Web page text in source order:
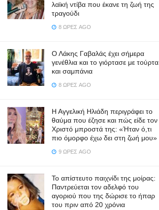
λαϊκή ντίβα που έκανε τη ζωή της
τραγούδι
8 ΏΡΕΣ AGO
Ο Λάκης Γαβαλάς έχει σήμερα
γενέθλια και το γιόρτασε με τούρτα
και σαμπάνια
8 ΏΡΕΣ AGO
Η Αγγελική Ηλιάδη περιγράφει το
θαύμα που έζησε και πώς είδε τον
Χριστό μπροστά της: «Ήταν ό,τι
πιο όμορφο έχω δει στη ζωή μου»
9 ΏΡΕΣ AGO
Το απίστευτο παιχνίδι της μοίρας:
Παντρεύεται τον αδελφό του
αγοριού που της δώρισε το ήπαρ
του πριν από 20 χρόνια